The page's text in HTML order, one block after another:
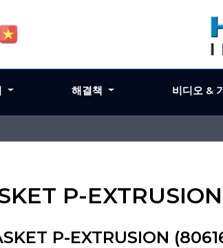
P-
P-EXTRUSION
해결책 비디오 &